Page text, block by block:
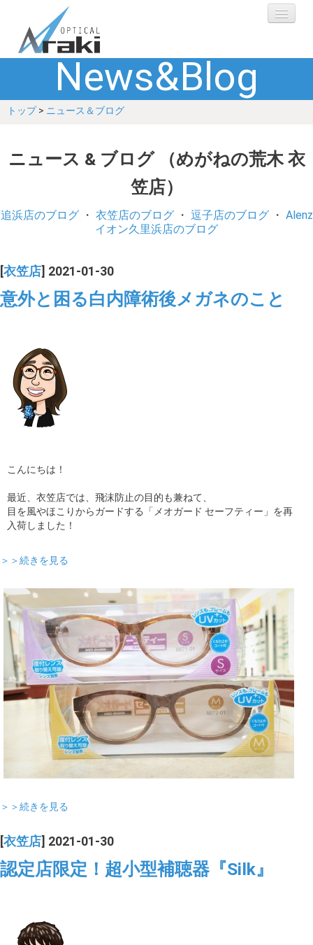
選ばれる理由
ブランド
ショップ
お客さまの声
コラム
ブログ
News&Blog
トップ> ニュース＆ブログ
ニュース & ブログ （めがねの荒木 衣
笠店）
追浜店のブログ・ 衣笠店のブログ・ 逗子店のブログ・ Alenz
イオン久里浜店のブログ
衣笠店 ] 2021-01-30
意外と困る白内障術後メガネのこと
こんにちは！
最近、衣笠店では、飛沫防止の目的も兼ねて、
目を風やほこりからガードする「メオガード セーフティー」を再
入荷しました！
＞＞続きを見る
＞＞続きを見る
[衣笠店] 2021-01-30
認定店限定！超小型補聴器『Silk』